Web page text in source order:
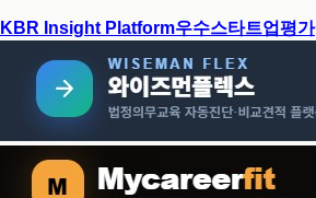
KBR Insight Platform우수스타트업평가